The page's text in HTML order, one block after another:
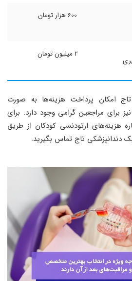
600 هزار تومان
2 میلیون تومان
امکان پرداخت هزینه‌ها به صورت
برای مراجعین گرامی وجود دارد. برای
هزینه‌های ارتودنسی کودکان از طریق